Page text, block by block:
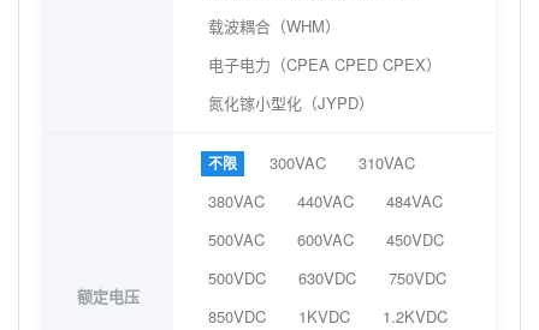
载波耦合（WHM）
电子电力（CPEA CPED CPEX）
氮化镓小型化（JYPD）
额定电压
不限 300VAC
310VAC
380VAC
440VAC
484VAC
500VAC
600VAC
450VDC
500VDC
630VDC
750VDC
850VDC
1KVDC
1.2KVDC